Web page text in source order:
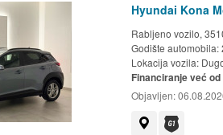
Hyundai Kona
Rabljeno vozilo,
Godište automobila:
Lokacija vozila:
Financiranje već
Objavljen: